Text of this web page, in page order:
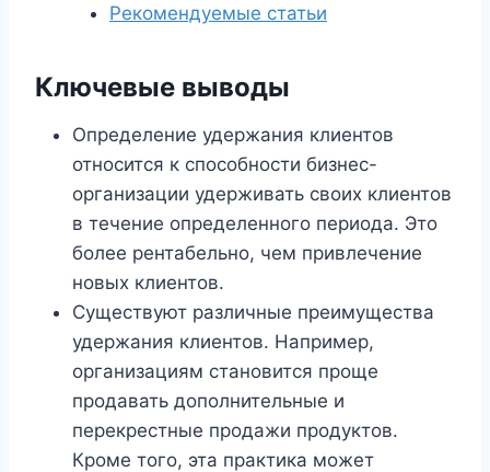
Рекомендуемые статьи
Ключевые выводы
Определение удержания клиентов
относится к способности бизнес-
организации удерживать своих клиентов
в течение определенного периода. Это
более рентабельно, чем привлечение
новых клиентов.
Существуют различные преимущества
удержания клиентов. Например,
организациям становится проще
продавать дополнительные и
перекрестные продажи продуктов.
Кроме того, эта практика может